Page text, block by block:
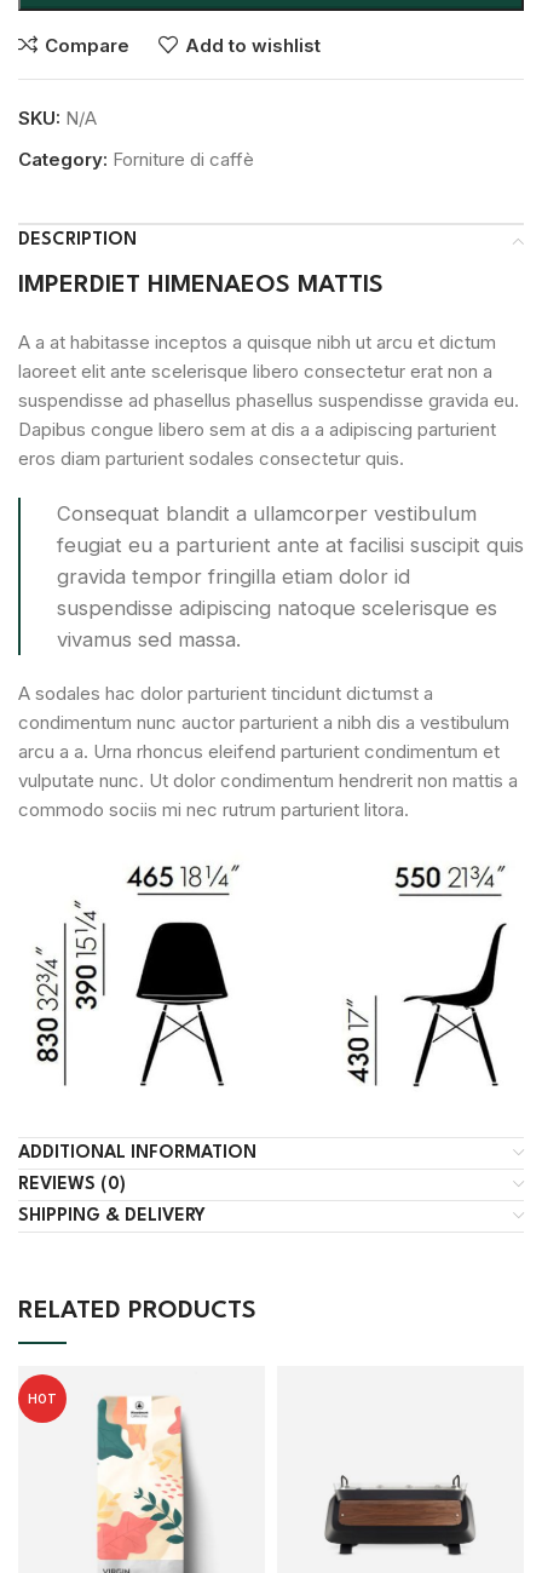
Compare Add to wishlist
SKU: N/A
Category: Forniture di caffè
DESCRIPTION
IMPERDIET HIMENAEOS MATTIS
A a at habitasse inceptos a quisque nibh ut arcu et dictum
laoreet elit ante scelerisque libero consectetur erat non a
suspendisse ad phasellus phasellus suspendisse gravida eu.
Dapibus congue libero sem at dis a a adipiscing parturient
eros diam parturient sodales consectetur quis.
Consequat blandit a ullamcorper vestibulum
feugiat eu a parturient ante at facilisi suscipit quis
gravida tempor fringilla etiam dolor id
suspendisse adipiscing natoque scelerisque es
vivamus sed massa.
A sodales hac dolor parturient tincidunt dictumst a
condimentum nunc auctor parturient a nibh dis a vestibulum
arcu a a. Urna rhoncus eleifend parturient condimentum et
vulputate nunc. Ut dolor condimentum hendrerit non mattis a
commodo sociis mi nec rutrum parturient litora.
ADDITIONAL INFORMATION
REVIEWS (0)
SHIPPING & DELIVERY
RELATED PRODUCTS
HOT